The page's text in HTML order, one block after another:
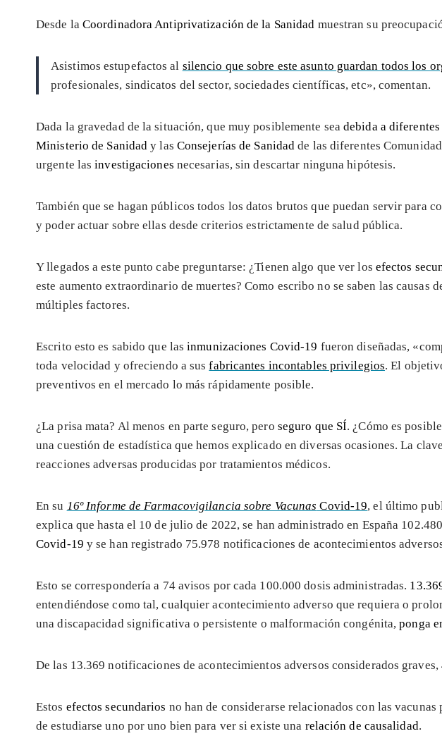
Desde la Coordinadora Antiprivatización de la Sanidad muestran su
Asistimos estupefactos al silencio que sobre este asunto guardan todos los
profesionales, sindicatos del sector, sociedades científicas, etc», comentan.
Dada la gravedad de la situación, que muy posiblemente seadebida a
Ministerio de Sanidad y las Consejerías de Sanidad de las diferentes
urgente lasinvestigaciones necesarias, sin descartar ninguna hipótesis.
También que se hagan públicos todos los datos brutos que puedan servir para
y poder actuar sobre ellas desde criterios estrictamente de salud pública.
Y llegados a este punto cabe preguntarse: ¿Tienen algo que ver los efectos
este aumento extraordinario de muertes? Como escribo no se saben las causas
múltiples factores.
Escrito esto es sabido que lasinmunizaciones Covid-19 fueron diseñadas,
toda velocidad y ofreciendo a susfabricantes incontables privilegios. El
preventivos en el mercado lo más rápidamente posible.
¿La prisa mata? Al menos en parte seguro, pero seguro que SÍ. ¿Cómo es
una cuestión de estadística que hemos explicado en diversas ocasiones. La
reacciones adversas producidas por tratamientos médicos.
En su 16º Informe de Farmacovigilancia sobre Vacunas Covid-19, el último
explica que hasta el 10 de julio de 2022, se han administrado en España
Covid-19 y se han registrado 75.978 notificaciones de acontecimientos
Esto se correspondería a 74 avisos por cada 100.000 dosis administradas.
entendiéndose como tal, cualquier acontecimiento adverso que requiera o
una discapacidad significativa o persistente o malformación congénita,ponga
De las 13.369 notificaciones de acontecimientos adversos considerados graves,
Estos efectos secundarios no han de considerarse relacionados con las
de estudiarse uno por uno bien para ver si existe una relación de causalidad.